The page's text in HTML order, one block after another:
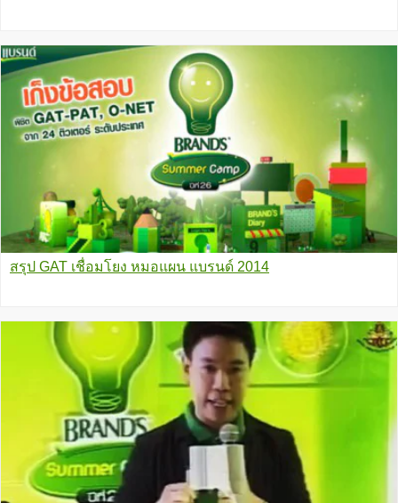
สรุป GAT เชื่อมโยง หมอแผน แบรนด์ 2014